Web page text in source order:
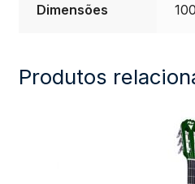
Dimensões
Produtos